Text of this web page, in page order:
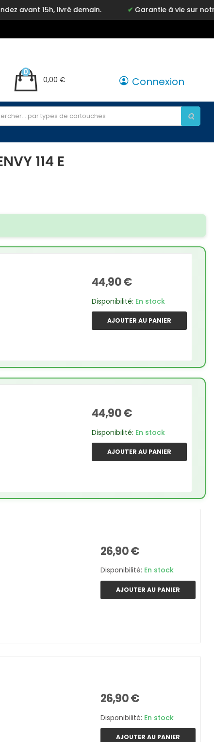
livré demain. Garantie à vie sur notre marque
0,00 €
0
Connexion
114 E
44,90 €
Disponibilité: En stock
AJOUTER AU PANIER
44,90 €
Disponibilité: En stock
AJOUTER AU PANIER
26,90 €
Disponibilité: En stock
AJOUTER AU PANIER
26,90 €
Disponibilité: En stock
AJOUTER AU PANIER